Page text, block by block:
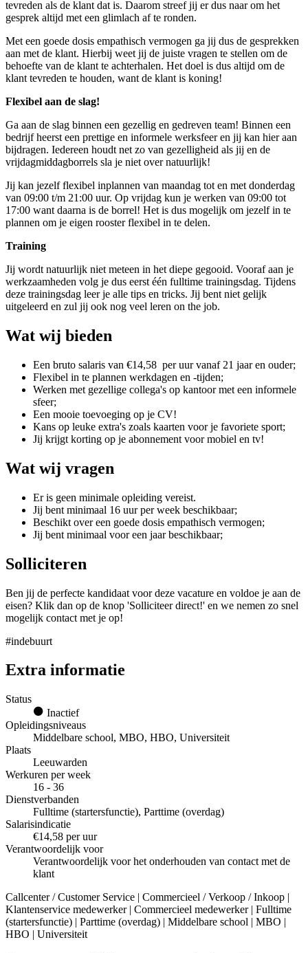
tevreden als de klant dat is. Daarom streef jij er dus naar om het
gesprek altijd met een glimlach af te ronden.
Met een goede dosis empathisch vermogen ga jij dus de gesprekken
aan met de klant. Hierbij weet jij de juiste vragen te stellen om de
behoefte van de klant te achterhalen. Het doel is dus altijd om de
klant tevreden te houden, want de klant is koning!
Flexibel aan de slag!
Ga aan de slag binnen een gezellig en gedreven team! Binnen een
bedrijf heerst een prettige en informele werksfeer en jij kan hier aan
bijdragen. Iedereen houdt net zo van gezelligheid als jij en de
vrijdagmiddagborrels sla je niet over natuurlijk!
Jij kan jezelf flexibel inplannen van maandag tot en met donderdag
van 09:00 t/m 21:00 uur. Op vrijdag kun je werken van 09:00 tot
17:00 want daarna is de borrel! Het is dus mogelijk om jezelf in te
plannen om je eigen rooster flexibel in te delen.
Training
Jij wordt natuurlijk niet meteen in het diepe gegooid. Vooraf aan je
werkzaamheden volg je dus eerst één fulltime trainingsdag. Tijdens
deze trainingsdag leer je alle tips en tricks. Jij bent niet gelijk
uitgeleerd en zul jij ook nog veel leren on the job.
Wat wij bieden
Een bruto salaris van €14,58 per uur vanaf 21 jaar en ouder;
Flexibel in te plannen werkdagen en -tijden;
Werken met gezellige collega's op kantoor met een informele
sfeer;
Een mooie toevoeging op je CV!
Kans op leuke extra's zoals kaarten voor je favoriete sport;
Jij krijgt korting op je abonnement voor mobiel en tv!
Wat wij vragen
Er is geen minimale opleiding vereist.
Jij bent minimaal 16 uur per week beschikbaar;
Beschikt over een goede dosis empathisch vermogen;
Jij bent minimaal voor een jaar beschikbaar;
Solliciteren
Ben jij de perfecte kandidaat voor deze vacature en voldoe je aan de
eisen? Klik dan op de knop 'Solliciteer direct!' en we nemen zo snel
mogelijk contact met je op!
#indebuurt
Extra informatie
Status
Inactief
Opleidingsniveaus
Middelbare school, MBO, HBO, Universiteit
Plaats
Leeuwarden
Werkuren per week
16 - 36
Dienstverbanden
Fulltime (startersfunctie), Parttime (overdag)
Salarisindicatie
€14,58 per uur
Verantwoordelijk voor
Verantwoordelijk voor het onderhouden van contact met de
klant
Callcenter / Customer Service | Commercieel / Verkoop / Inkoop |
Klantenservice medewerker | Commercieel medewerker | Fulltime
(startersfunctie) | Parttime (overdag) | Middelbare school | MBO |
HBO | Universiteit